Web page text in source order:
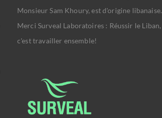
Monsieur Sam Khoury, est d'origine libanaise.
Merci Surveal Laboratoires : Réussir le Liban,
c'est travailler ensemble!